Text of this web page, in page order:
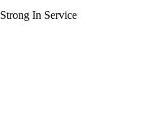
Strong In Service